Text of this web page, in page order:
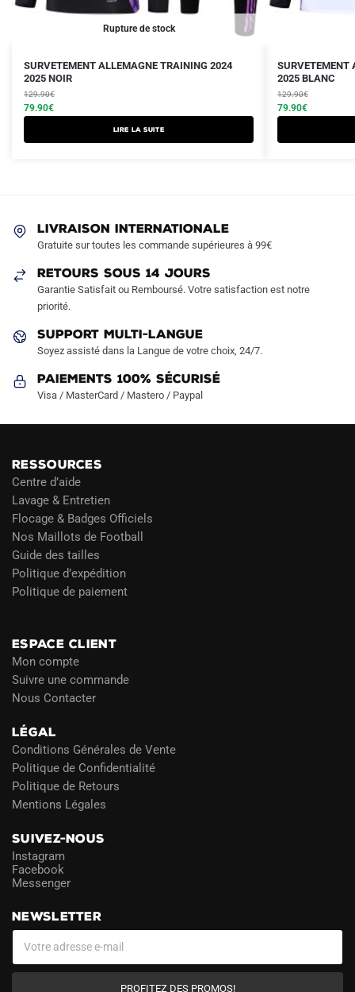
Rupture de stock
SURVETEMENT ALLEMAGNE TRAINING 2024
2025 NOIR
129.90€
Le
prix
initial
était :
79.90€
Le
prix
actuel
est :
Lire la suite
SURVETEMENT
2025 BLANC
129.90€
Le
prix
initial
était :
79.90€
Le
prix
actuel
est :
LIVRAISON INTERNATIONALE
Gratuite sur toutes les commande supérieures à 99€
RETOURS SOUS 14 JOURS
Garantie Satisfait ou Remboursé. Votre satisfaction est notre
priorité.
SUPPORT MULTI-LANGUE
Soyez assisté dans la Langue de votre choix, 24/7.
Paiements 100% Sécurisé
Visa / MasterCard / Mastero / Paypal
RESSOURCES
Centre d’aide
Lavage & Entretien
Flocage & Badges Officiels
Nos Maillots de Football
Guide des tailles
Politique d’expédition
Politique de paiement
ESPACE CLIENT
Mon compte
Suivre une commande
Nous Contacter
LÉGAL
Conditions Générales de Vente
Politique de Confidentialité
Politique de Retours
Mentions Légales
SUIVEZ-NOUS
Instagram
Facebook
Messenger
NEWSLETTER
PROFITEZ DES PROMOS!